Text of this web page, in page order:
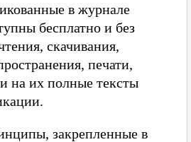
в журнале
бесплатно и без
скачивания,
печати,
на их полные тексты
закрепленные в